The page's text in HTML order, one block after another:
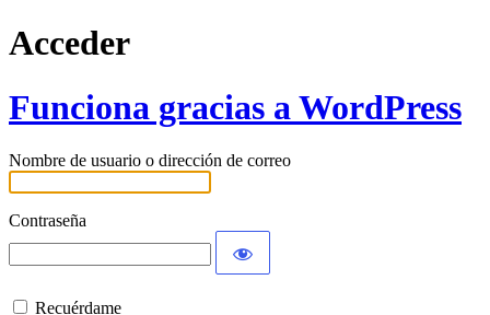
Acceder
Funciona gracias a WordPress
Nombre de usuario o dirección de correo
Contraseña
Recuérdame